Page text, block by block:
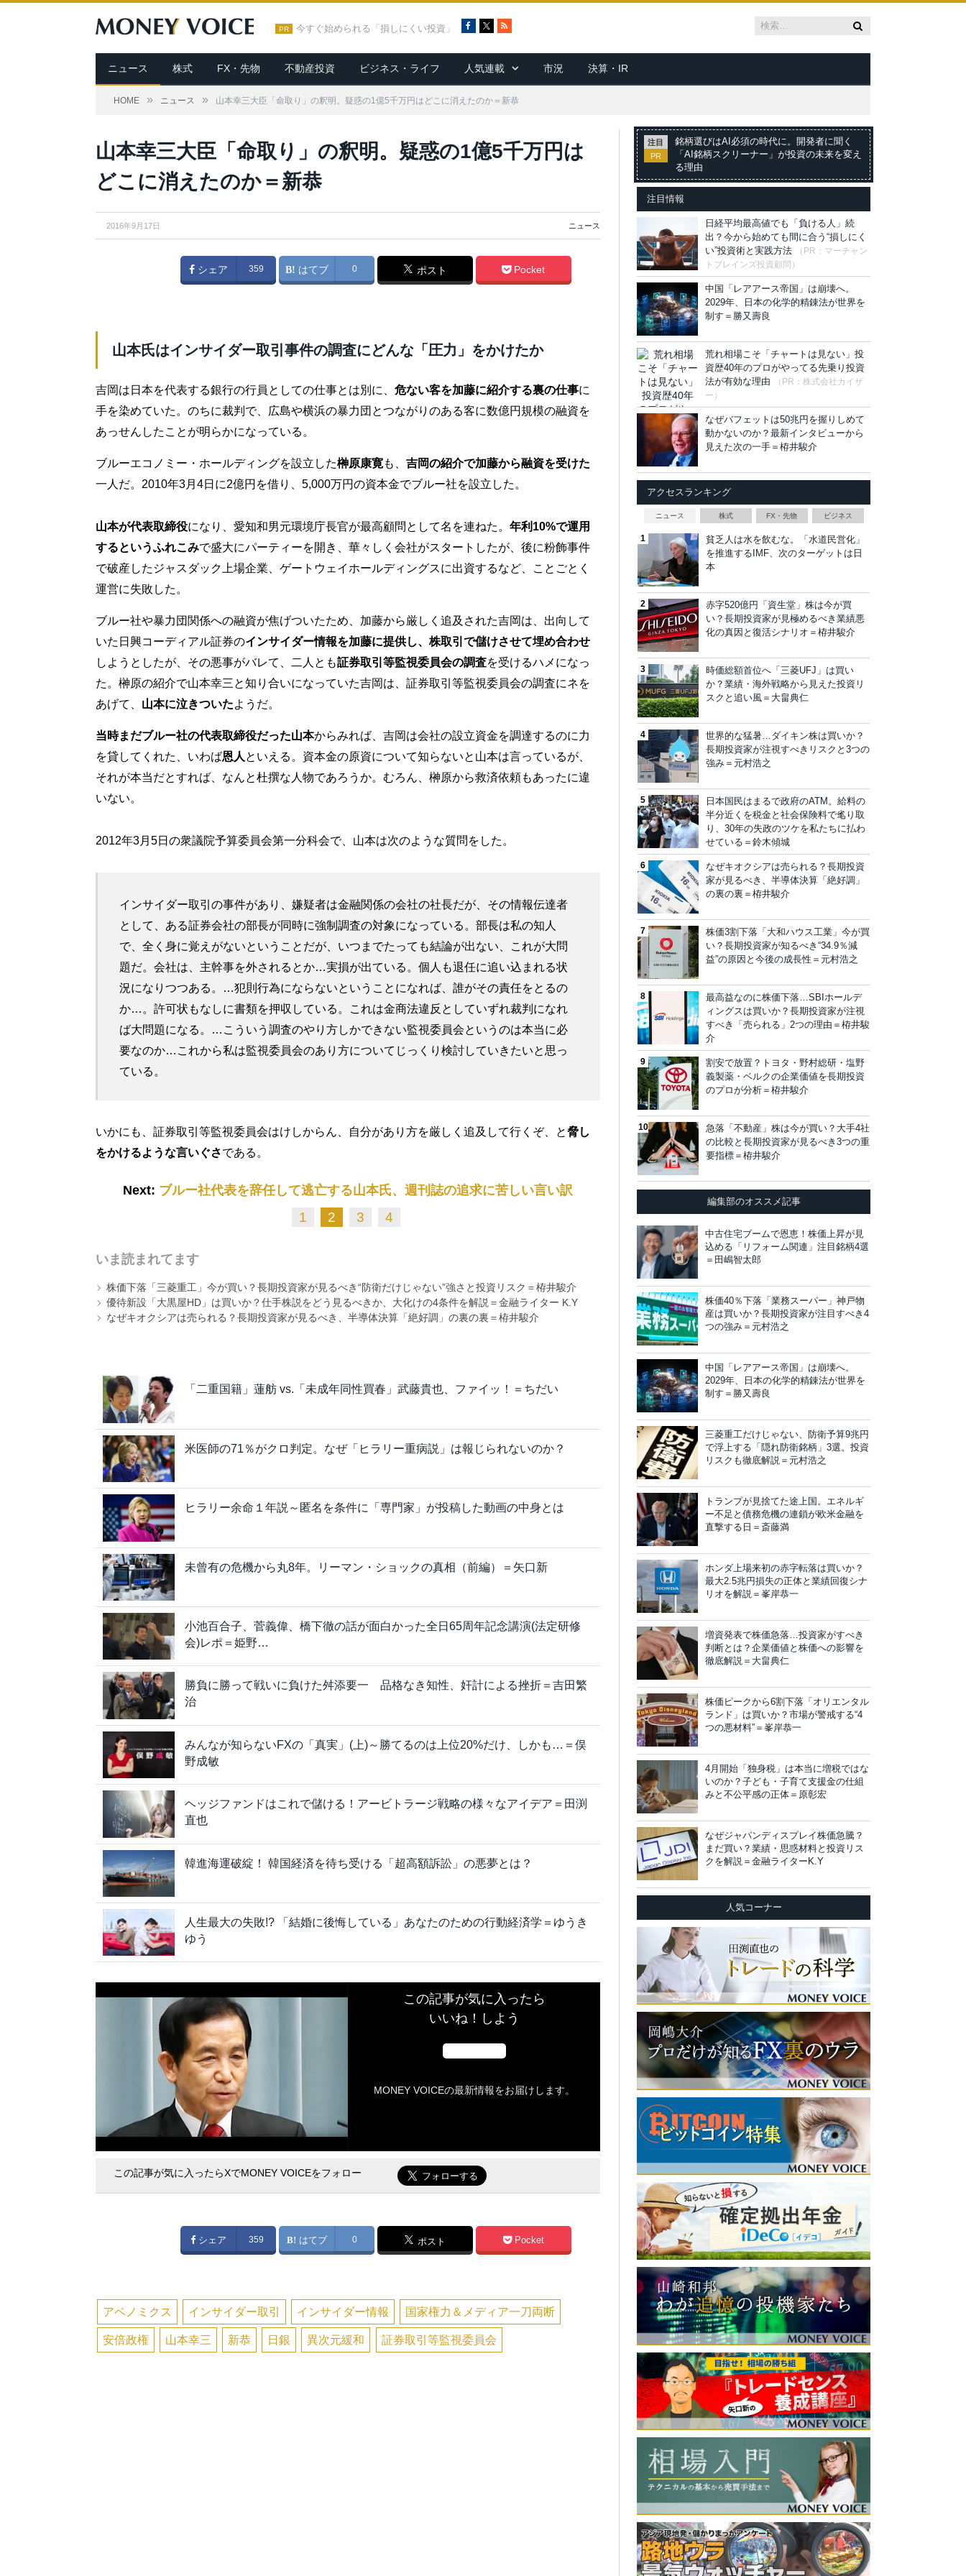
PR 今すぐ始められる「損しにくい投資」
c
e
b
o
R
S
ニュース 株式 FX・先物 不動産投資 ビジネス・ライフ 人気連載 市況 決算・IR
HOME » ニュース » 山本幸三大臣「命取り」の釈明。疑惑の1億5千万円はどこに消えたのか＝新恭
FromYoutube
山本幸三大臣「命取り」の釈明。疑惑の1億5千万円は
どこに消えたのか＝新恭
2016年9月17日 ニュース
シェア 359 はてブ 0 ポスト Pocket
山本氏はインサイダー取引事件の調査にどんな「圧力」をかけたか
吉岡は日本を代表する銀行の行員としての仕事とは別に、 危ない客を加藤に紹介する裏の仕事に
手を染めていた。のちに裁判で、広島や横浜の暴力団とつながりのある客に数億円規模の融資を
あっせんしたことが明らかになっている。
ブルーエコノミー・ホールディングを設立した榊原康寛も、 吉岡の紹介で加藤から融資を受けた
一人だ。2010年3月4日に2億円を借り、5,000万円の資本金でブルー社を設立した。
山本が代表取締役になり、愛知和男元環境庁長官が最高顧問として名を連ねた。 年利10%で運用
するというふれこみで盛大にパーティーを開き、華々しく会社がスタートしたが、後に粉飾事件
で破産したジャスダック上場企業、ゲートウェイホールディングスに出資するなど、ことごとく
運営に失敗した。
ブルー社や暴力団関係への融資が焦げついたため、加藤から厳しく追及された吉岡は、出向して
いた日興コーディアル証券のインサイダー情報を加藤に提供し、株取引で儲けさせて埋め合わせ
しようとしたが、その悪事がバレて、二人とも証券取引等監視委員会の調査を受けるハメになっ
た。榊原の紹介で山本幸三と知り合いになっていた吉岡は、証券取引等監視委員会の調査にネを
あげて、 山本に泣きついたようだ。
当時まだブルー社の代表取締役だった山本からみれば、吉岡は会社の設立資金を調達するのに力
を貸してくれた、いわば恩人 といえる。資本金の原資について知らないと山本は言っているが、
それが本当だとすれば、なんと杜撰な人物であろうか。むろん、榊原から救済依頼もあったに違
いない。
2012年3月5日の衆議院予算委員会第一分科会で、山本は次のような質問をした。
インサイダー取引の事件があり、嫌疑者は金融関係の会社の社長だが、その情報伝達者
として、ある証券会社の部長が同時に強制調査の対象になっている。部長は私の知人
で、全く身に覚えがないということだが、いつまでたっても結論が出ない、これが大問
題だ。会社は、主幹事を外されるとか…実損が出ている。個人も退任に追い込まれる状
況になりつつある。…犯則行為にならないということになれば、誰がその責任をとるの
か…。許可状もなしに書類を押収している。これは金商法違反としていずれ裁判になれ
ば大問題になる。…こういう調査のやり方しかできない監視委員会というのは本当に必
要なのか…これから私は監視委員会のあり方についてじっくり検討していきたいと思っ
ている。
いかにも、証券取引等監視委員会はけしからん、自分があり方を厳しく追及して行くぞ、と脅し
をかけるような言いぐさである。
Next: ブルー社代表を辞任して逃亡する山本氏、週刊誌の追求に苦しい言い訳
1 2 3 4
いま読まれてます
株価下落「三菱重工」今が買い？長期投資家が見るべき“防衛だけじゃない”強さと投資リスク＝栫井駿介
優待新設「大黒屋HD」は買いか？仕手株説をどう見るべきか、大化けの4条件を解説＝金融ライター K.Y
なぜキオクシアは売られる？長期投資家が見るべき、半導体決算「絶好調」の裏の裏＝栫井駿介
「二重国籍」蓮舫 vs.「未成年同性買春」武藤貴也、ファイッ！＝ちだい
米医師の71％がクロ判定。なぜ「ヒラリー重病説」は報じられないのか？
ヒラリー余命１年説～匿名を条件に「専門家」が投稿した動画の中身とは
未曾有の危機から丸8年。リーマン・ショックの真相（前編）＝矢口新
小池百合子、菅義偉、橋下徹の話が面白かった全日65周年記念講演(法定研修
会)レポ＝姫野…
勝負に勝って戦いに負けた舛添要一 品格なき知性、奸計による挫折＝吉田繁
治
みんなが知らないFXの「真実」(上)～勝てるのは上位20%だけ、しかも…＝俣
野成敏
ヘッジファンドはこれで儲ける！アービトラージ戦略の様々なアイデア＝田渕
直也
韓進海運破綻！ 韓国経済を待ち受ける「超高額訴訟」の悪夢とは？
人生最大の失敗!? 「結婚に後悔している」あなたのための行動経済学＝ゆうき
ゆう
この記事が気に入ったら
いいね！しよう
MONEY VOICEの最新情報をお届けします。
この記事が気に入ったらXでMONEY VOICEをフォロー
シェア 359 はてブ 0 ポスト Pocket
アベノミクス インサイダー取引 インサイダー情報 国家権力＆メディア一刀両断
安倍政権 山本幸三 新恭 日銀 異次元緩和 証券取引等監視委員会
注目
PR
銘柄選びはAI必須の時代に。開発者に聞く
「AI銘柄スクリーナー」が投資の未来を変え
る理由
注目情報
日経平均最高値でも「負ける人」続
出？今から始めても間に合う“損しにく
い”投資術と実践方法
（PR：マーチャン
トブレインズ投資顧問）
中国「レアアース帝国」は崩壊へ。
2029年、日本の化学的精錬法が世界を
制す＝勝又壽良
荒れ相場こそ「チャートは見ない」投
資歴40年のプロがやってる先乗り投資
法が有効な理由
（PR：株式会社カイザ
ー）
なぜバフェットは50兆円を握りしめて
動かないのか？最新インタビューから
見えた次の一手＝栫井駿介
アクセスランキング
ニュース 株式 FX・先物 ビジネス
貧乏人は水を飲むな。「水道民営化」
を推進するIMF、次のターゲットは日
本
赤字520億円「資生堂」株は今が買
い？長期投資家が見極めるべき業績悪
化の真因と復活シナリオ＝栫井駿介
時価総額首位へ「三菱UFJ」は買い
か？業績・海外戦略から見えた投資リ
スクと追い風＝大畠典仁
世界的な猛暑…ダイキン株は買いか？
長期投資家が注視すべきリスクと3つの
強み＝元村浩之
日本国民はまるで政府のATM。給料の
半分近くを税金と社会保険料で毟り取
り、30年の失政のツケを私たちに払わ
せている＝鈴木傾城
なぜキオクシアは売られる？長期投資
家が見るべき、半導体決算「絶好調」
の裏の裏＝栫井駿介
株価3割下落「大和ハウス工業」今が買
い？長期投資家が知るべき“34.9％減
益”の原因と今後の成長性＝元村浩之
最高益なのに株価下落…SBIホールデ
ィングスは買いか？長期投資家が注視
すべき「売られる」2つの理由＝栫井駿
介
割安で放置？トヨタ・野村総研・塩野
義製薬・ベルクの企業価値を長期投資
のプロが分析＝栫井駿介
急落「不動産」株は今が買い？大手4社
の比較と長期投資家が見るべき3つの重
要指標＝栫井駿介
編集部のオススメ記事
中古住宅ブームで恩恵！株価上昇が見
込める「リフォーム関連」注目銘柄4選
＝田嶋智太郎
株価40％下落「業務スーパー」神戸物
産は買いか？長期投資家が注目すべき4
つの強み＝元村浩之
中国「レアアース帝国」は崩壊へ。
2029年、日本の化学的精錬法が世界を
制す＝勝又壽良
三菱重工だけじゃない、防衛予算9兆円
で浮上する「隠れ防衛銘柄」3選。投資
リスクも徹底解説＝元村浩之
トランプが見捨てた途上国。エネルギ
ー不足と債務危機の連鎖が欧米金融を
直撃する日＝斎藤満
ホンダ上場来初の赤字転落は買いか？
最大2.5兆円損失の正体と業績回復シナ
リオを解説＝峯岸恭一
増資発表で株価急落…投資家がすべき
判断とは？企業価値と株価への影響を
徹底解説＝大畠典仁
株価ピークから6割下落「オリエンタル
ランド」は買いか？市場が警戒する“4
つの悪材料”＝峯岸恭一
4月開始「独身税」は本当に増税ではな
いのか？子ども・子育て支援金の仕組
みと不公平感の正体＝原彰宏
なぜジャパンディスプレイ株価急騰？
まだ買い？業績・思惑材料と投資リス
クを解説＝金融ライターK.Y
人気コーナー